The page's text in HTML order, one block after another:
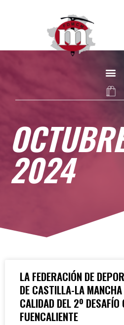
2024
LA FEDERACIÓN DE
DE CASTILLA-LA
CALIDAD DEL 2º
FUENCALIENTE